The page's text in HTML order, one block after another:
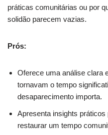
práticas comunitárias ou por
solidão parecem vazias.
Prós:
Oferece uma análise clara
tornavam o tempo
desaparecimento importa.
Apresenta insights
restaurar um tempo